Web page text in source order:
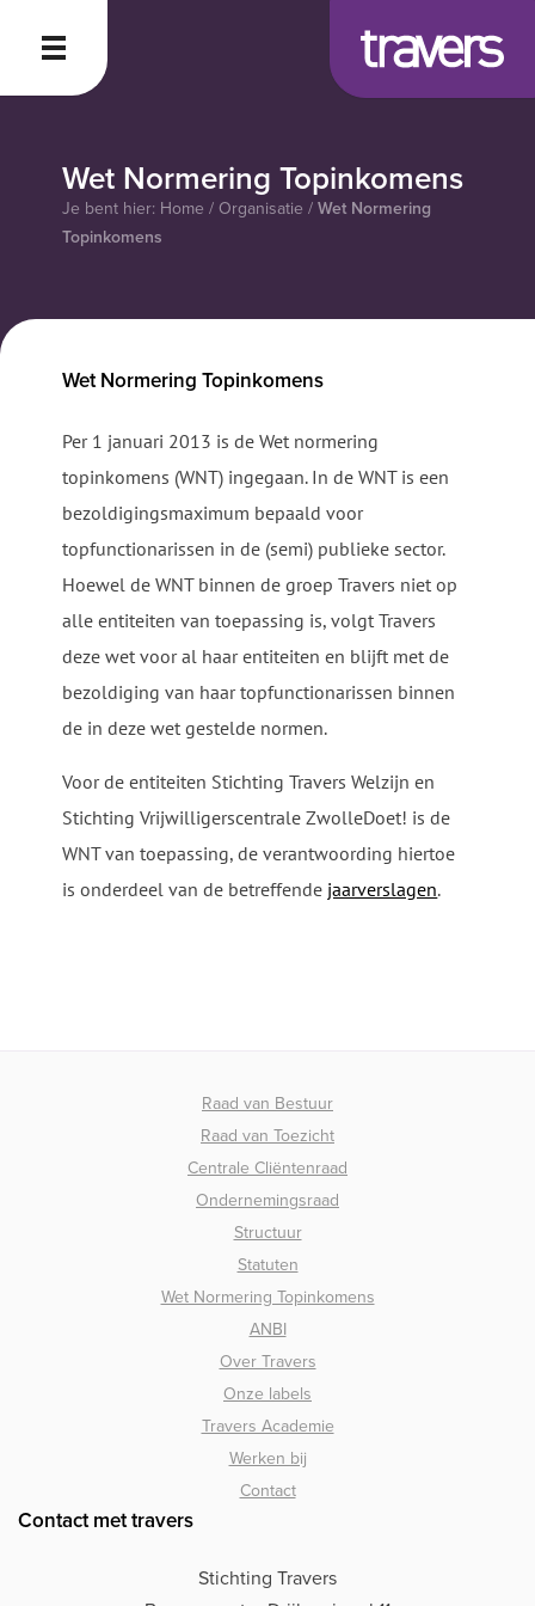
Wet Normering Topinkomens
Je bent hier: Home / Organisatie /Wet Normering
Topinkomens
Wet Normering Topinkomens
Per 1 januari 2013 is de Wet normering
topinkomens (WNT) ingegaan. In de WNT is een
bezoldigingsmaximum bepaald voor
topfunctionarissen in de (semi) publieke sector.
Hoewel de WNT binnen de groep Travers niet op
alle entiteiten van toepassing is, volgt Travers
deze wet voor al haar entiteiten en blijft met de
bezoldiging van haar topfunctionarissen binnen
de in deze wet gestelde normen.
Voor de entiteiten Stichting Travers Welzijn en
Stichting Vrijwilligerscentrale ZwolleDoet! is de
WNT van toepassing, de verantwoording hiertoe
is onderdeel van de betreffende jaarverslagen.
Raad van Bestuur
Raad van Toezicht
Centrale Cliëntenraad
Ondernemingsraad
Structuur
Statuten
Wet Normering Topinkomens
ANBI
Over Travers
Onze labels
Travers Academie
Werken bij
Contact
Contact met travers
Stichting Travers